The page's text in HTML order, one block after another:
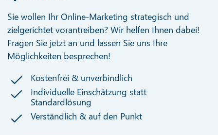
Sie wollen Ihr Online-Marketing strategisch und
zielgerichtet vorantreiben? Wir helfen Ihnen dabei!
Fragen Sie jetzt an und lassen Sie uns Ihre
Möglichkeiten besprechen!
Kostenfrei & unverbindlich
Individuelle Einschätzung statt
Standardlösung
Verständlich & auf den Punkt